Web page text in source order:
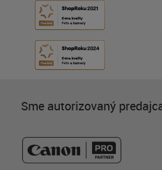
Sme autorizovaný